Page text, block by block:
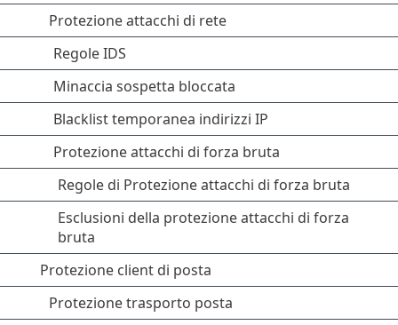
Protezione attacchi di rete
Regole IDS
Minaccia sospetta bloccata
Blacklist temporanea indirizzi IP
Protezione attacchi di forza bruta
Regole di Protezione attacchi di forza bruta
Esclusioni della protezione attacchi di forza
bruta
Protezione client di posta
Protezione trasporto posta